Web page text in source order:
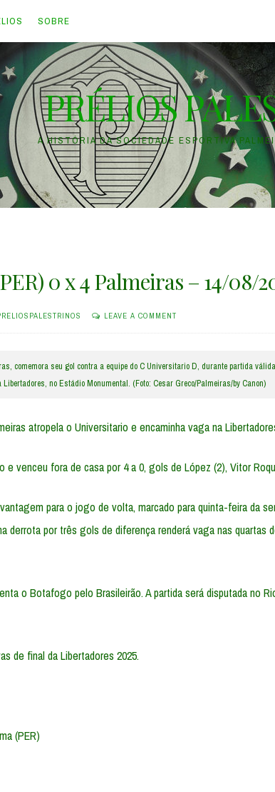
SOBRE
PRÉLIOS
A HISTÓRIA DA SOCIEDADE ESPORTIVA
0 x 4 Palmeiras – 14/08/
LEAVE A COMMENT
comemora seu gol contra a equipe do C Universitario D, durante partida
no Estádio Monumental. (Foto: Cesar Greco/Palmeiras/by Canon)
atropela o Universitario e encaminha vaga na
e venceu fora de casa por 4 a 0, gols de López (2), Vitor
para o jogo de volta, marcado para quinta-feira da
derrota por três gols de diferença renderá vaga nas quartas
o Botafogo pelo Brasileirão. A partida será disputada no
de final da Libertadores 2025.
(PER)